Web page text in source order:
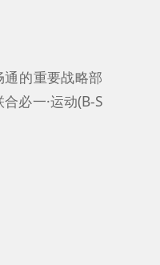
的重要战略部
合必一·运动(B-S